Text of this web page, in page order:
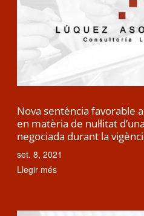
Nova sentència favorable
en matèria de nul·litat
negociada durant la
set. 8, 2021
Llegir més